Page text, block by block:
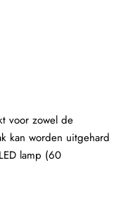
voor zowel de
kan worden uitgehard
lamp (60